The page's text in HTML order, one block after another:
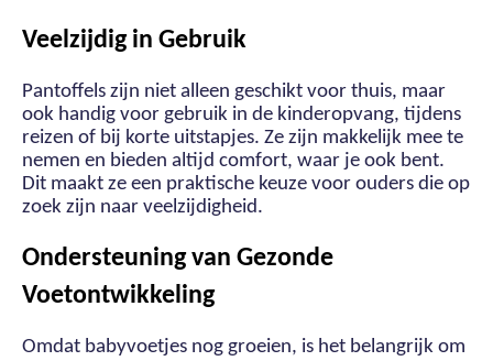
Veelzijdig in Gebruik
Pantoffels zijn niet alleen geschikt voor thuis, maar
ook handig voor gebruik in de kinderopvang, tijdens
reizen of bij korte uitstapjes. Ze zijn makkelijk mee te
nemen en bieden altijd comfort, waar je ook bent.
Dit maakt ze een praktische keuze voor ouders die op
zoek zijn naar veelzijdigheid.
Ondersteuning van Gezonde
Voetontwikkeling
Omdat babyvoetjes nog groeien, is het belangrijk om